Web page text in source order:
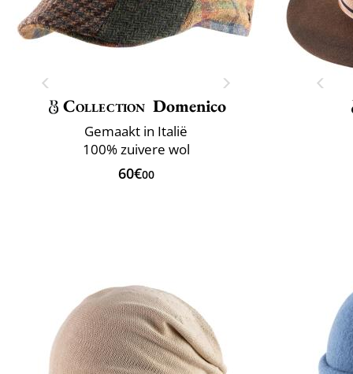
Collection Domenico
Gemaakt in Italië
100% zuivere wol
60€00